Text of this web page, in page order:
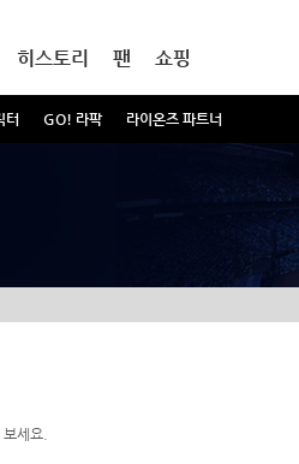
터 GO! 라팍 라이온즈 파트너
히스토리 팬 쇼핑
세요.